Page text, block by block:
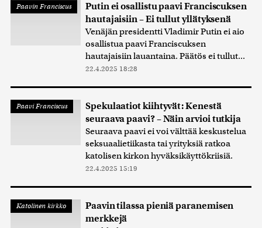
Paavin Franciscus
Putin ei osallistu paavi Franciscuksen
hautajaisiin – Ei tullut yllätyksenä
Venäjän presidentti Vladimir Putin ei aio
osallistua paavi Franciscuksen
hautajaisiin lauantaina. Päätös ei tullut...
22.4.2025 18:28
Paavi Franciscus
Spekulaatiot kiihtyvät: Kenestä
seuraava paavi? – Näin arvioi tutkija
Seuraava paavi ei voi välttää keskustelua
seksuaalietiikasta tai yrityksiä ratkoa
katolisen kirkon hyväksikäyttökriisiä.
22.4.2025 15:19
Katolinen kirkko
Paavin tilassa pieniä paranemisen
merkkejä